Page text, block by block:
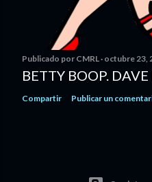
Publicado por CMRL octubre 23,
BETTY BOOP.
Compartir Publicar un